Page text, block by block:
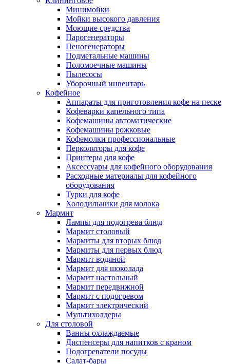
Минимойки
Мойки высокого давления
Моющие средства
Парогенераторы
Пеногенераторы
Подметальные машины
Поломоечные машины
Пылесосы
Уборочный инвентарь
Кофейное
Аппараты для приготовления кофе на песке
Кофеварки капельного типа
Кофемашины автоматические
Кофемашины рожковые
Кофемолки профессиональные
Перколяторы для кофе
Принтеры для кофе
Аксессуары для кофейного оборудования
Расходные материалы для кофейного
оборудования
Турки для кофе
Холодильники для молока
Мармит
Лампы для подогрева блюд
Мармит столовый
Мармиты для вторых блюд
Мармиты для первых блюд
Мармит водяной
Мармит для шоколада
Мармит настольный
Мармит передвижной
Мармит с подогревом
Мармит электрический
Мультихолдеры
Для столовой
Ванны охлаждаемые
Диспенсеры для напитков с краном
Подогреватели посуды
Салат-бары